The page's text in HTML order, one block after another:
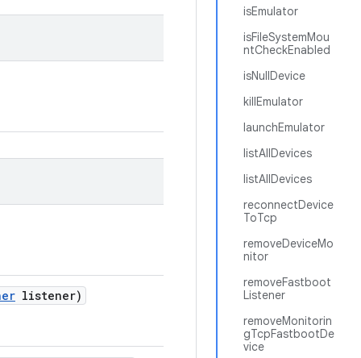
isEmulator
isFileSystemMou
ntCheckEnabled
isNullDevice
killEmulator
launchEmulator
listAllDevices
listAllDevices
reconnectDevice
ToTcp
removeDeviceMo
nitor
removeFastboot
Listener
removeMonitorin
gTcpFastbootDe
vice
listener)